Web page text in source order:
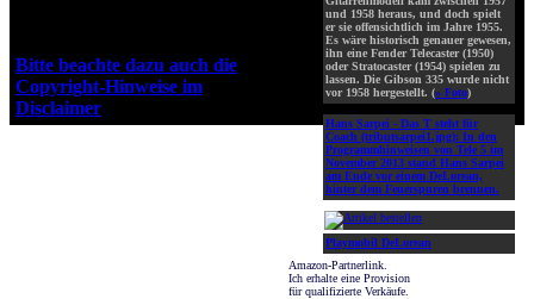
und 1958 heraus, und doch spielt
er sie offensichtlich im Jahre 1955.
Es wäre historisch genauer gewesen,
ihn eine Fender Telecaster (1950)
oder Stratocaster (1954) spielen zu
lassen. Die Gibson 335 wurde nicht
vor 1958 hergestellt. (» Foto)
Hans Sarpei - Das T steht für
Coach (tributsarpei1.jpg): In den
Programmhinweisen von Tele 5 im
November 2013 stand Hans Sarpei
am Ende vor einem DeLorean,
hinter dem Feuerspuren brennen.
Playmobil DeLorean
Amazon-Partnerlink.
Ich erhalte eine Provision
für qualifizierte Verkäufe.
Bitte beachte dazu auch die
Copyright-Hinweise im
Disclaimer